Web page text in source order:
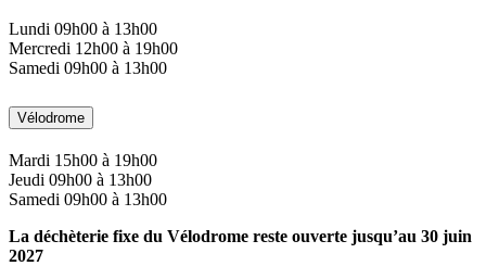
Lundi 09h00 à 13h00
Mercredi 12h00 à 19h00
Samedi 09h00 à 13h00
Vélodrome
Mardi 15h00 à 19h00
Jeudi 09h00 à 13h00
Samedi 09h00 à 13h00
La déchèterie fixe du Vélodrome reste ouverte jusqu’au 30 juin
2027